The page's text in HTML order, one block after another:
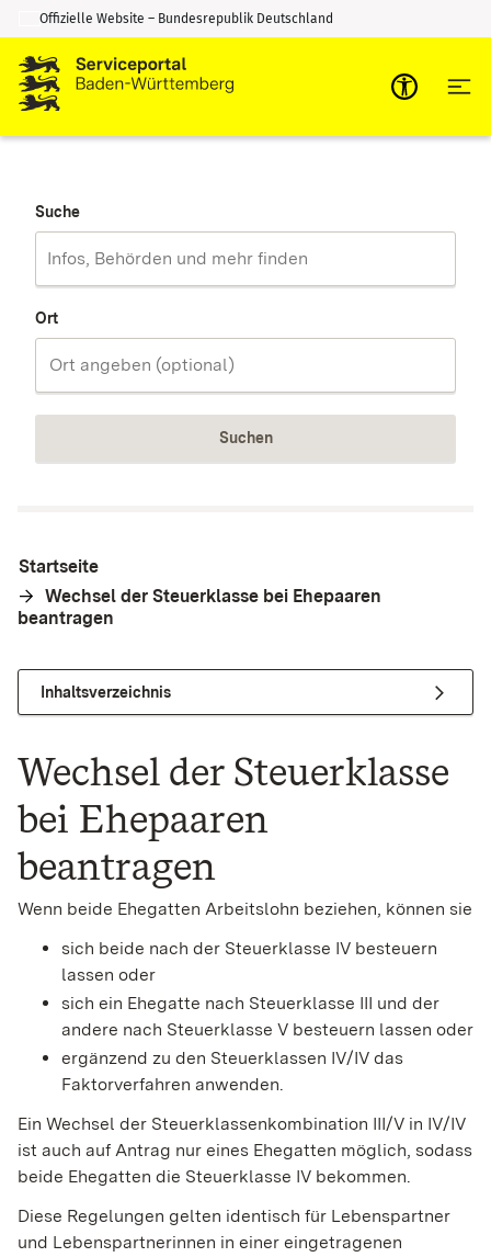
Zum Inhalt springen
Zur Suche springen
Offizielle Website – Bundesrepublik Deutschland
Suche
Ort
Suchen
Startseite
Wechsel der Steuerklasse bei Ehepaaren
beantragen
Inhaltsverzeichnis
Wechsel der Steuerklasse
bei Ehepaaren
beantragen
Wenn beide Ehegatten Arbeitslohn beziehen, können sie
sich beide nach der Steuerklasse IV besteuern
lassen oder
sich ein Ehegatte nach Steuerklasse III und der
andere nach Steuerklasse V besteuern lassen oder
ergänzend zu den Steuerklassen IV/IV das
Faktorverfahren anwenden.
Ein Wechsel der Steuerklassenkombination III/V in IV/IV
ist auch auf Antrag nur eines Ehegatten möglich, sodass
beide Ehegatten die Steuerklasse IV bekommen.
Diese Regelungen gelten identisch für Lebenspartner
und Lebenspartnerinnen in einer eingetragenen